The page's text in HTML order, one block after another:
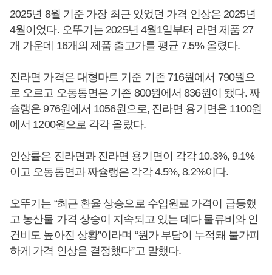
2025년 8월 기준 가장 최근 있었던 가격 인상은 2025년
4월이었다. 오뚜기는 2025년 4월1일부터 라면 제품 27
개 가운데 16개의 제품 출고가를 평균 7.5% 올렸다.
진라면 가격은 대형마트 기준 기존 716원에서 790원으
로 오르고 오동통면은 기존 800원에서 836원이 됐다. 짜
슐랭은 976원에서 1056원으로, 진라면 용기면은 1100원
에서 1200원으로 각각 올랐다.
인상률은 진라면과 진라면 용기면이 각각 10.3%, 9.1%
이고 오동통면과 짜슐랭은 각각 4.5%, 8.2%이다.
오뚜기는 “최근 환율 상승으로 수입원료 가격이 급등했
고 농산물 가격 상승이 지속되고 있는 데다 물류비와 인
건비도 높아진 상황”이라며 “원가 부담이 누적돼 불가피
하게 가격 인상을 결정했다”고 말했다.